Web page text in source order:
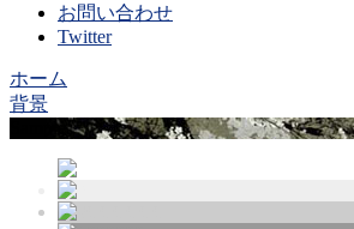
お問い合わせ
Twitter
ホーム
背景
Sample